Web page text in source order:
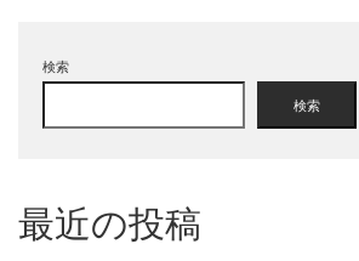
検索
検索
最近の投稿